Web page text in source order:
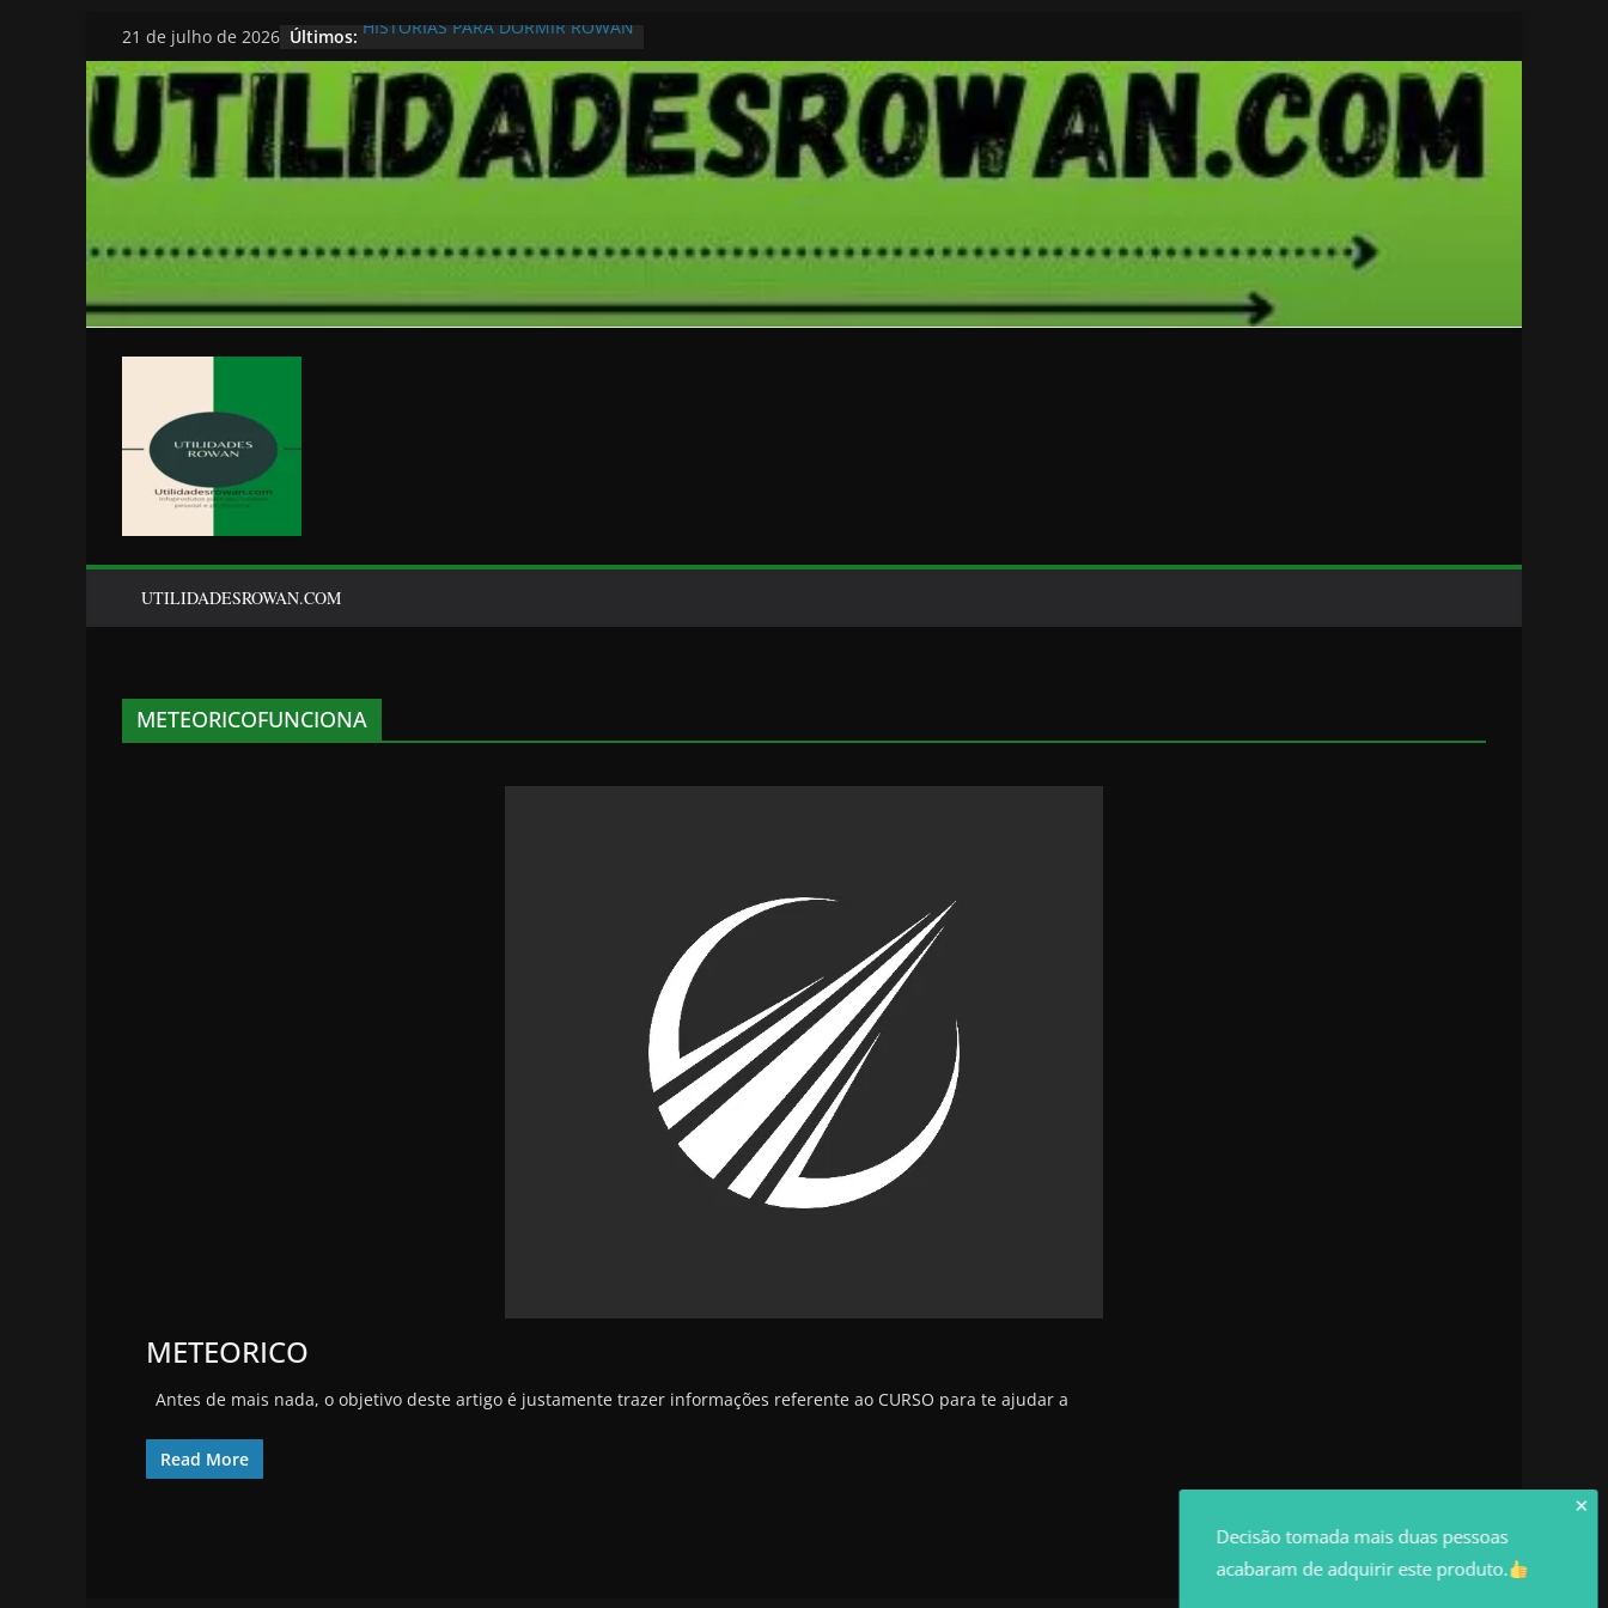
Pular
para
o
conteúdo
21 de julho de 2026 Últimos: HISTORIAS PARA DORMIR ROWAN
UTILIDADESROWAN.COM
METEORICOFUNCIONA
METEORICO
Antes de mais nada, o objetivo deste artigo é justamente trazer informações referente ao CURSO para te ajudar a
Read More
✕
Decisão tomada mais duas pessoas
acabaram de adquirir este produto.